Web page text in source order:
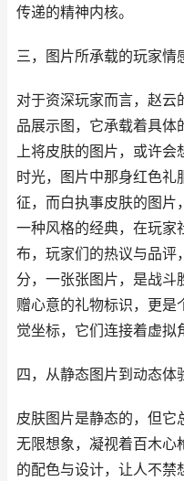
传递的精神内核。
三，图片所承载的玩家情
对于资深玩家而言，赵云
品展示图，它承载着具体
上将皮肤的图片，或许会
时光，图片中那身红色礼
征，而白执事皮肤的图片
一种风格的经典，在玩家
布，玩家们的热议与品评
分，一张张图片，是战斗
赠心意的礼物标识，更是
觉坐标，它们连接着虚拟
四，从静态图片到动态体
皮肤图片是静态的，但它
无限想象，凝视着百木心
的配色与设计，让人不禁